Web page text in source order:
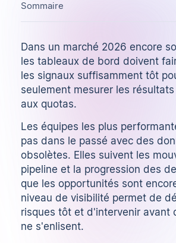
Dans un marché 2026 encore
les tableaux de bord doivent
les signaux suffisamment tôt
seulement mesurer les
aux quotas.
Les équipes les plus
pas dans le passé avec des
obsolètes. Elles suivent les
pipeline et la progression des
que les opportunités sont
niveau de visibilité permet de
risques tôt et d'intervenir avant
ne s'enlisent.
Sommaire